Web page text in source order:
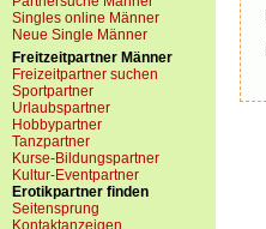
Singles online Männer
Neue Single Männer
Freitzeitpartner Männer
Freizeitpartner suchen
Sportpartner
Urlaubspartner
Hobbypartner
Tanzpartner
Kurse-Bildungspartner
Kultur-Eventpartner
Erotikpartner finden
Seitensprung
Kontaktanzeigen